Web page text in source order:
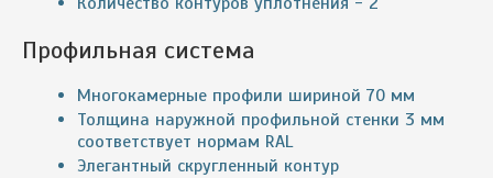
Профильная система
Многокамерные профили шириной 70 мм
Толщина наружной профильной стенки 3 мм
соответствует нормам RAL
Элегантный скругленный контур